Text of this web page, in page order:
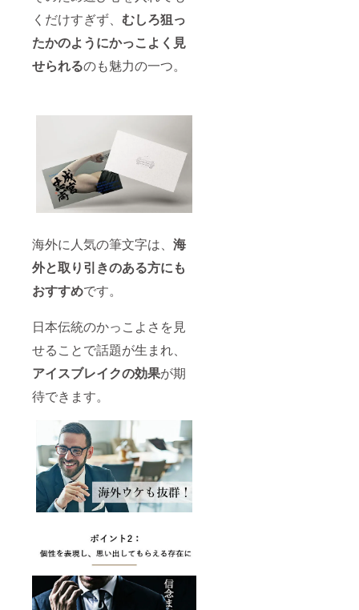
くだけすぎず、 むしろ狙っ
たかのようにかっこよく見
せられるのも魅力の一つ。
海外に人気の筆文字は、 海
外と取り引きのある方にも
おすすめです。
日本伝統のかっこよさを見
せることで話題が生まれ、
アイスブレイクの効果が期
待できます。